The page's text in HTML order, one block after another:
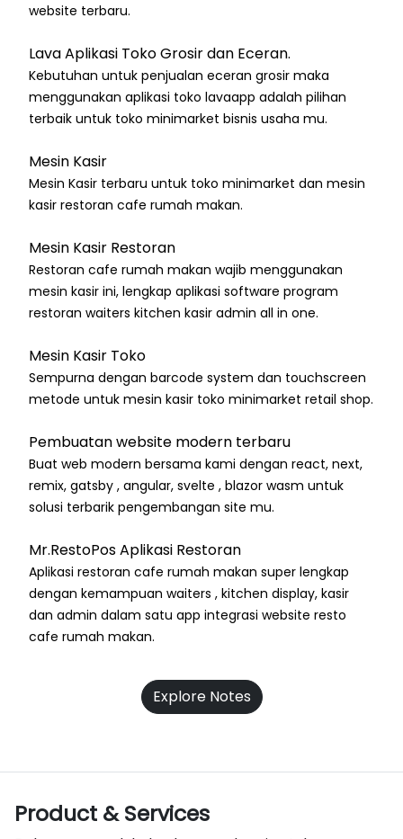
website terbaru.
Lava Aplikasi Toko Grosir dan Eceran.
Kebutuhan untuk penjualan eceran grosir maka
menggunakan aplikasi toko lavaapp adalah pilihan
terbaik untuk toko minimarket bisnis usaha mu.
Mesin Kasir
Mesin Kasir terbaru untuk toko minimarket dan mesin
kasir restoran cafe rumah makan.
Mesin Kasir Restoran
Restoran cafe rumah makan wajib menggunakan
mesin kasir ini, lengkap aplikasi software program
restoran waiters kitchen kasir admin all in one.
Mesin Kasir Toko
Sempurna dengan barcode system dan touchscreen
metode untuk mesin kasir toko minimarket retail shop.
Pembuatan website modern terbaru
Buat web modern bersama kami dengan react, next,
remix, gatsby , angular, svelte , blazor wasm untuk
solusi terbarik pengembangan site mu.
Mr.RestoPos Aplikasi Restoran
Aplikasi restoran cafe rumah makan super lengkap
dengan kemampuan waiters , kitchen display, kasir
dan admin dalam satu app integrasi website resto
cafe rumah makan.
Explore Notes
Product & Services